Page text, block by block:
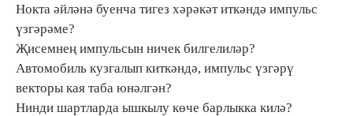
Нокта әйләнә буенча тигез хәрәкәт иткәндә импульс
үзгәрәме?
Җисемнең импульсын ничек билгелиләр?
Автомобиль кузгалып киткәндә, импульс үзгәрү
векторы кая таба юнәлгән?
Нинди шартларда ышкылу көче барлыкка килә?